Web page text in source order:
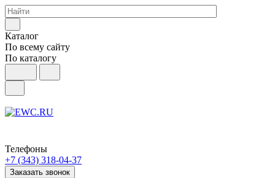
Каталог
По всему сайту
По каталогу
Телефоны
+7 (343) 318-04-37
Заказать звонок